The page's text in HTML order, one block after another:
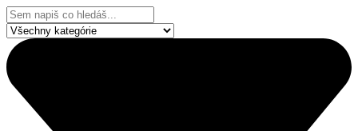
Přejít
k
obsahu
Search
...